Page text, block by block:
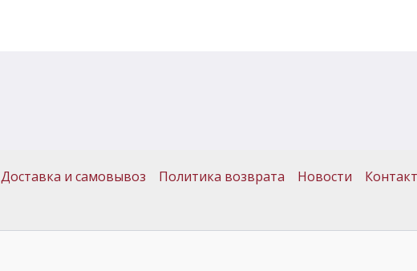
Доставка и самовывоз Политика возврата Новости